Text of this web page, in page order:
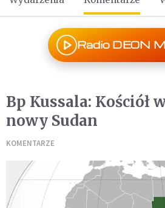
Radio DEON
Bp Kussala: Kościół
nowy Sudan
KOMENTARZE